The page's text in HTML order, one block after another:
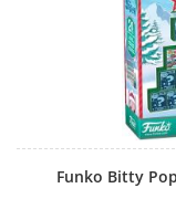
Funko Bitty